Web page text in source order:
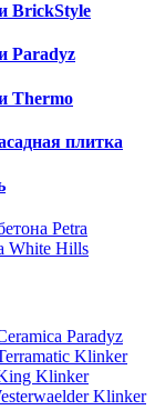
BrickStyle
Paradyz
Thermo
плитка
Petra
White Hills
Paradyz
Klinker
Klinker
Klinker